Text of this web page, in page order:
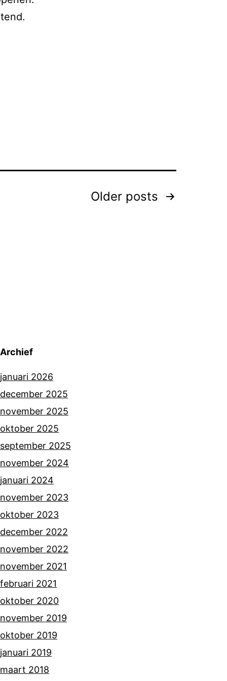
Older posts
Archief
januari 2026
december 2025
november 2025
oktober 2025
september 2025
november 2024
januari 2024
november 2023
oktober 2023
december 2022
november 2022
november 2021
februari 2021
oktober 2020
november 2019
oktober 2019
januari 2019
maart 2018